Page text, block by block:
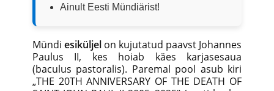
Ainult Eesti Mündiärist!
Mündi esiküljel on kujutatud paavst Johannes
Paulus II, kes hoiab käes karjasesaua
(baculus pastoralis). Paremal pool asub kiri
„THE 20TH ANNIVERSARY OF THE DEATH OF